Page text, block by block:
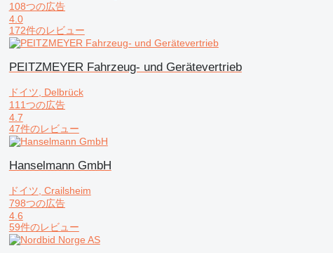
108つの広告
4.0
172件のレビュー
PEITZMEYER Fahrzeug- und Gerätevertrieb
ドイツ, Delbrück
111つの広告
4.7
47件のレビュー
Hanselmann GmbH
ドイツ, Crailsheim
798つの広告
4.6
59件のレビュー